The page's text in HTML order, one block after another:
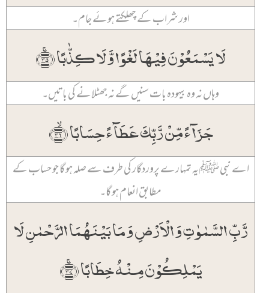
اور شراب کے چھلکتے ہوئے جام۔
لَا یَسۡمَعُوۡنَ فِیۡہَا لَغۡوًا وَّ لَا کِذّٰبًا ﴿ۚ۳۵﴾
وہاں نہ وہ بیہودہ بات سنیں گے نہ جھٹلانے کی باتیں۔
جَزَآءً مِّنۡ رَّبِّکَ عَطَآءً حِسَابًا ﴿ۙ۳۶﴾
اے نبی ﷺ یہ تمہارے پروردگار کی طرف سے صلہ ہو گا جو حساب کے
مطابق انعام ہو گا۔
رَّبِّ السَّمٰوٰتِ وَ الۡاَرۡضِ وَ مَا بَیۡنَہُمَا الرَّحۡمٰنِ لَا
یَمۡلِکُوۡنَ مِنۡہُ خِطَابًا ﴿ۚ۳۷﴾